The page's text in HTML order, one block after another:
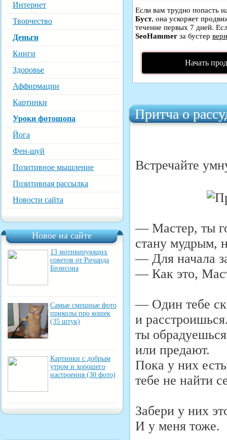
Интернет
Творчество
Деньги
Книги
Здоровье
Аффирмации
Картинки
Уроки фотошопа
Йога
Фен-шуй
Позитивное мышление
Позитивная рассылка
Новости сайта
Новое на сайте
13 мотивирующих
советов от Ричарда
Брэнсона
Самые смешные фото
приколы про кошек
(35 штук)
Картинки с добрым
утром и хорошего
настроения (30 фото)
Если вам трудно попасть
Буст, она ускоряет
течение первых 7 дней.
SeoHammer за бустер
Начать
Притча о
Встречайте
— Мастер, ты
стану мудрым,
— Для начала
— Как это,
— Один тебе
и
ты
или предают.
Пока у них
тебе не найти
Забери у них
И у меня тоже.